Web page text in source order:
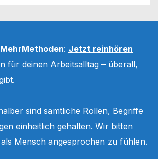
: Jetzt reinhören
für deinen Arbeitsalltag – überall,
sind sämtliche Rollen, Begriffe
einheitlich gehalten. Wir bitten
Mensch angesprochen zu fühlen.